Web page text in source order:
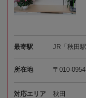
最寄駅 JR「秋田
所在地 〒010-
対応エリア 秋田